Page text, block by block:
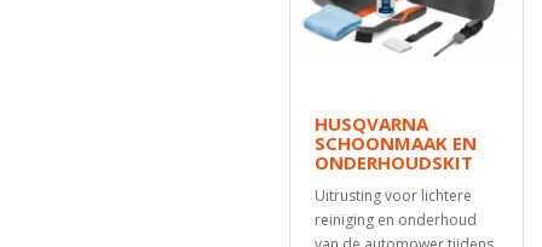
HUSQVARNA
SCHOONMAAK EN
ONDERHOUDSKIT
Uitrusting voor lichtere
reiniging en onderhoud